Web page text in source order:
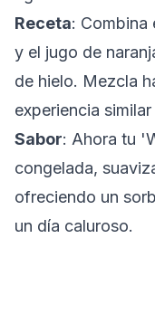
Receta: Combina
y el jugo de
de hielo. Mezcla
experiencia
Sabor: Ahora tu
congelada,
ofreciendo un
un día caluroso.